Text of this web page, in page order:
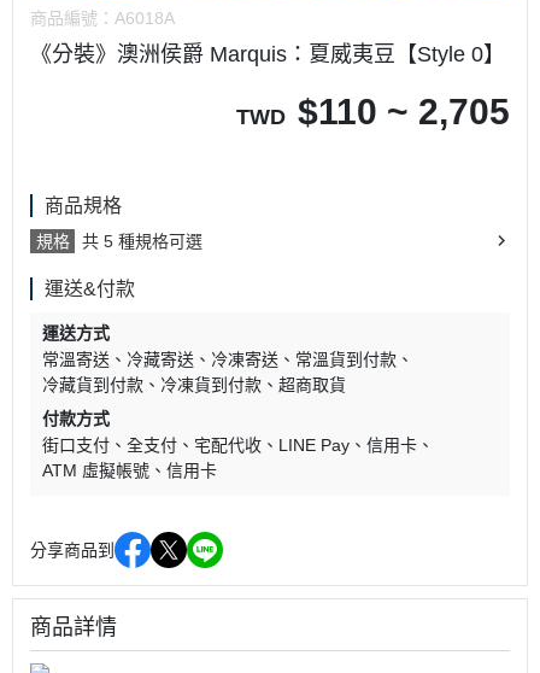
商品編號： A6018A
《分裝》澳洲侯爵 Marquis：夏威夷豆【Style 0】
TWD $110 ~ 2,705
商品規格
規格 共 5 種規格可選
運送&付款
運送方式
常溫寄送
冷藏寄送 冷凍寄送
常溫貨到付款
冷藏貨到付款
冷凍貨到付款
超商取貨
付款方式
街口支付
全支付 宅配代收 LINE Pay
信用卡
ATM 虛擬帳號
信用卡
分享商品到
商品詳情